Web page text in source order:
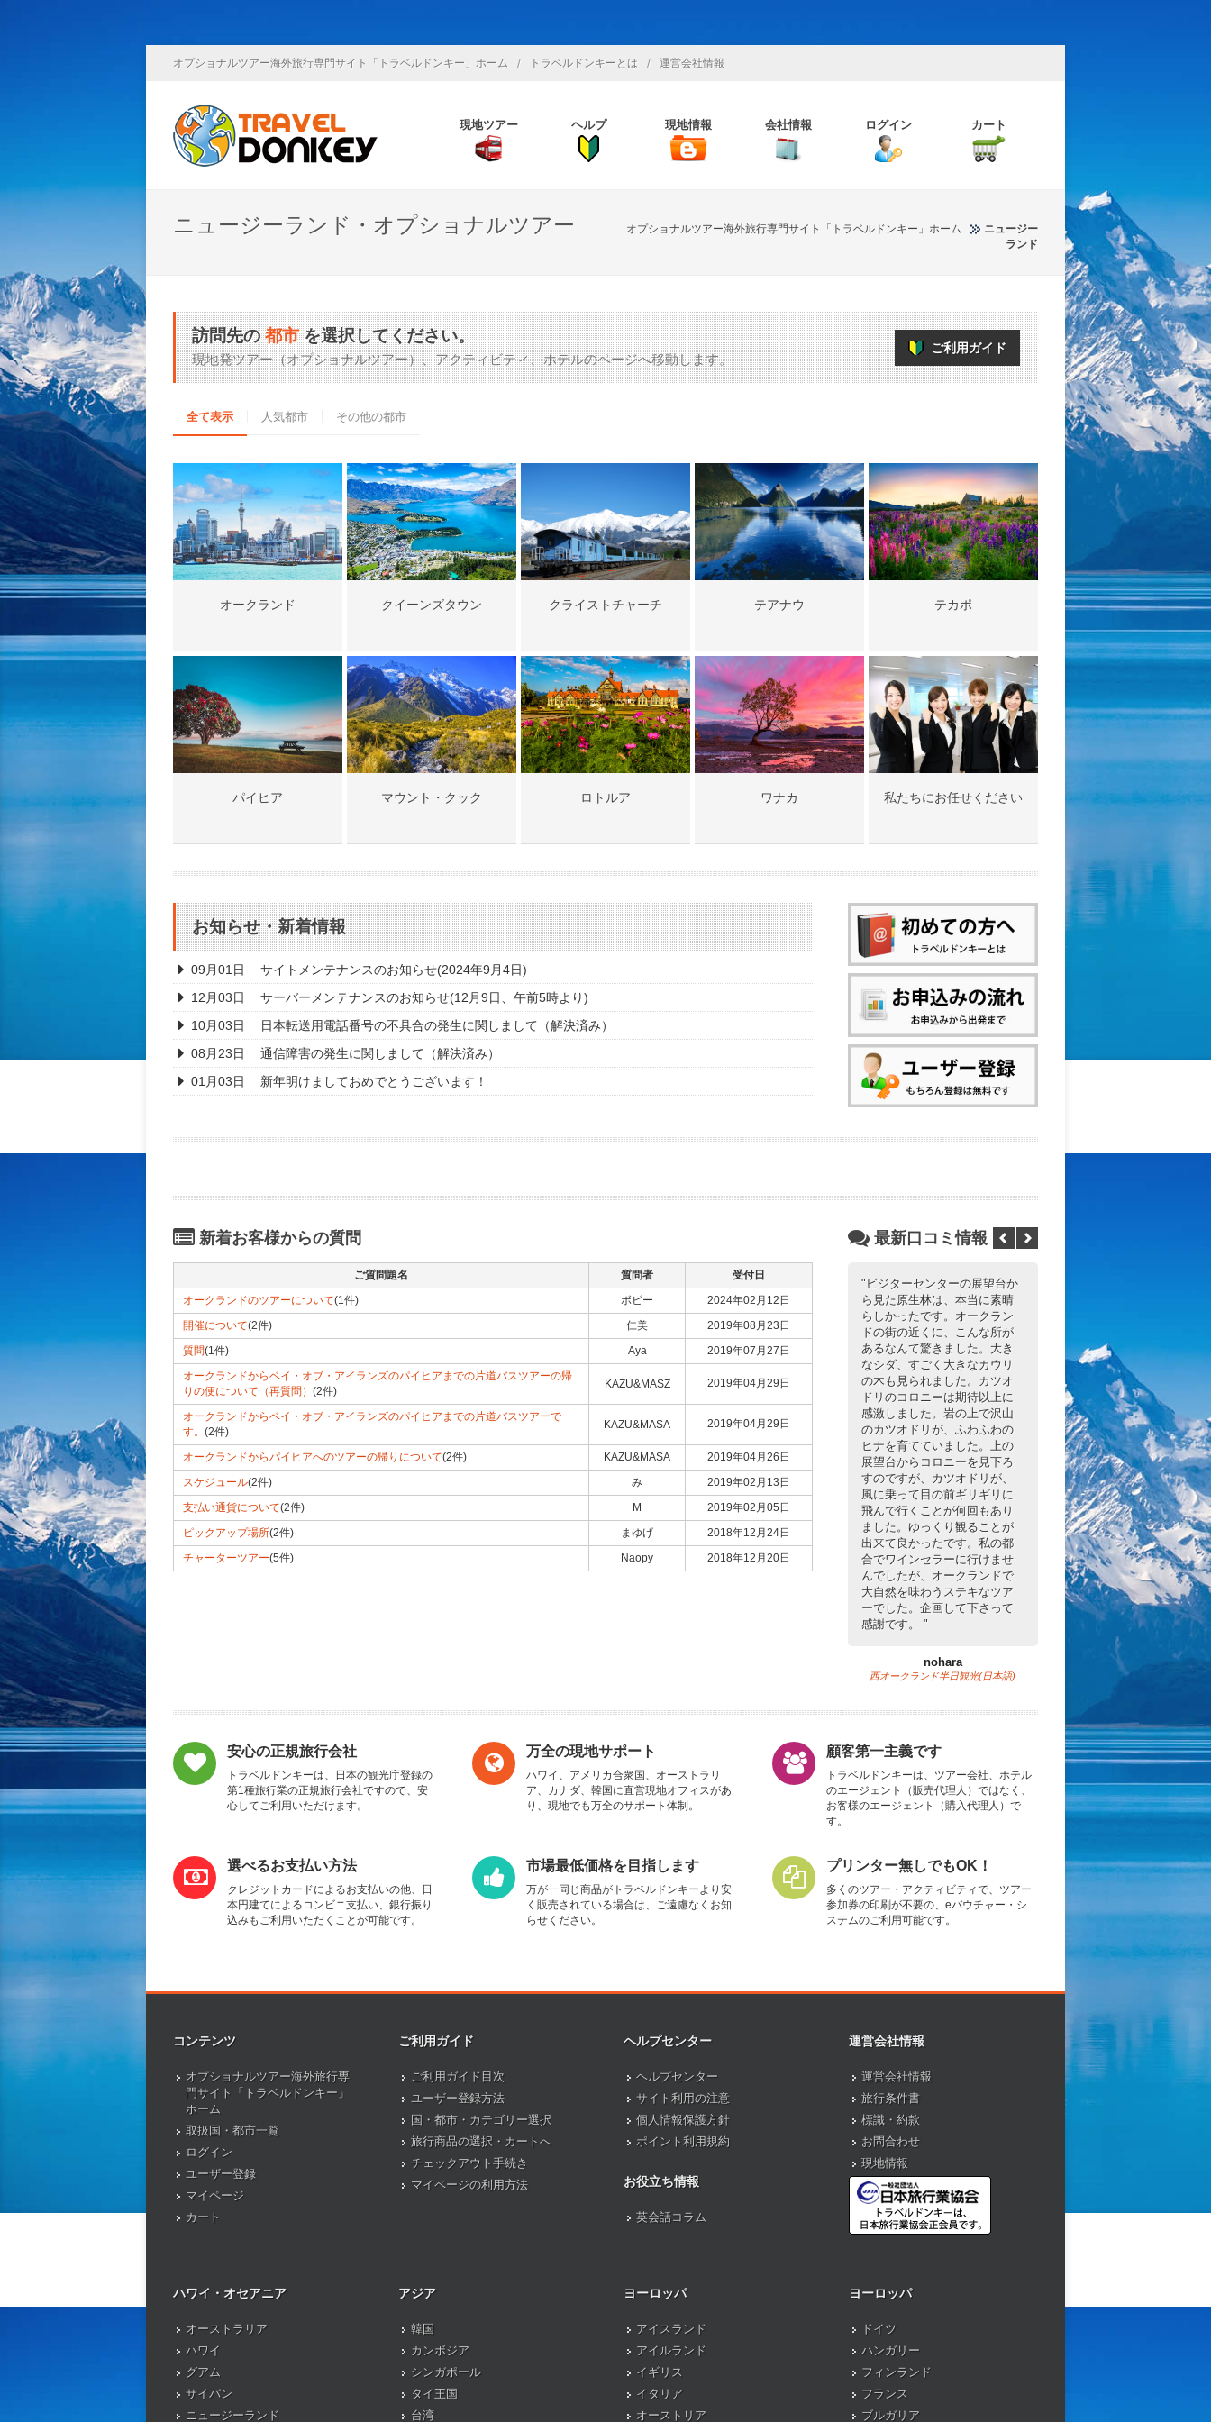
オプショナルツアー海外旅行専門サイト「トラベルドンキー」ホーム / トラベルドンキーとは / 運営会社情報
現地ツアー ヘルプ 現地情報 会社情報 ログイン カート
ニュージーランド・オプショナルツアー オプショナルツアー海外旅行専門サイト「トラベルドンキー」ホーム
ニュージー
ランド
訪問先の都市を選択してください。
現地発ツアー（オプショナルツアー）、アクティビティ、ホテルのページへ移動します。
ご利用ガイド
全て表示 人気都市 その他の都市
オークランド クイーンズタウン クライストチャーチ テアナウ テカポ
パイヒア マウント・クック ロトルア ワナカ 私たちにお任せください
お知らせ・新着情報
09月01日
サイトメンテナンスのお知らせ(2024年9月4日)
12月03日
サーバーメンテナンスのお知らせ(12月9日、午前5時より)
10月03日
日本転送用電話番号の不具合の発生に関しまして（解決済み）
08月23日
通信障害の発生に関しまして（解決済み）
01月03日
新年明けましておめでとうございます！
新着お客様からの質問
ご質問題名 質問者
受付日
オークランドのツアーについて(1件) ボビー
2024年02月12日
開催について(2件) 仁美
2019年08月23日
質問(1件) Aya
2019年07月27日
オークランドからベイ・オブ・アイランズのパイヒアまでの片道バスツアーの帰
りの便について（再質問） (2件)
KAZU&MASZ 2019年04月29日
オークランドからベイ・オブ・アイランズのパイヒアまでの片道バスツアーで
す。 (2件)
KAZU&MASA 2019年04月29日
オークランドからパイヒアへのツアーの帰りについて(2件) KAZU&MASA
2019年04月26日
スケジュール(2件) み
2019年02月13日
支払い通貨について(2件) M
2019年02月05日
ピックアップ場所(2件) まゆげ
2018年12月24日
チャーターツアー(5件) Naopy 2018年12月20日
最新口コミ情報
ビジターセンターの展望台か
ら見た原生林は、本当に素晴
らしかったです。オークラン
ドの街の近くに、こんな所が
あるなんて驚きました。大き
なシダ、すごく大きなカウリ
の木も見られました。カツオ
ドリのコロニーは期待以上に
感激しました。岩の上で沢山
のカツオドリが、ふわふわの
ヒナを育てていました。上の
展望台からコロニーを見下ろ
すのですが、カツオドリが、
風に乗って目の前ギリギリに
飛んで行くことが何回もあり
ました。ゆっくり観ることが
出来て良かったです。私の都
合でワインセラーに行けませ
んでしたが、オークランドで
大自然を味わうステキなツア
ーでした。企画して下さって
感謝です。
nohara
西オークランド半日観光(日本語)
ンドが好きになりましたレス
トランもとても雰囲気よく、
お料理を見たときはたくさん
で残すかもと思いましたが美
味しくて完食してしまったく
らいです。個人ではいけない
ような夜景も綺麗で感激し、
地元スーパーマーケットも有
名なお菓子、ワインなど教え
てもらえてお土産代が安くつ
きました。お世話になりあり
がとうございました
まみ
オークランド 夜景&ディナー(日本
安心の正規旅行会社
トラベルドンキーは、日本の観光庁登録の
第1種旅行業の正規旅行会社ですので、安
心してご利用いただけます。
万全の現地サポート
ハワイ、アメリカ合衆国、オーストラリ
ア、カナダ、韓国に直営現地オフィスがあ
り、現地でも万全のサポート体制。
顧客第一主義です
トラベルドンキーは、ツアー会社、ホテル
のエージェント（販売代理人）ではなく、
お客様のエージェント（購入代理人）で
す。
選べるお支払い方法
クレジットカードによるお支払いの他、日
本円建てによるコンビニ支払い、銀行振り
込みもご利用いただくことが可能です。
市場最低価格を目指します
万が一同じ商品がトラベルドンキーより安
く販売されている場合は、ご遠慮なくお知
らせください。
プリンター無しでもOK！
多くのツアー・アクティビティで、ツアー
参加券の印刷が不要の、eバウチャー・シ
ステムのご利用可能です。
コンテンツ
オプショナルツアー海外旅行専
門サイト「トラベルドンキー」
ホーム
取扱国・都市一覧
ログイン
ユーザー登録
マイページ
カート
ご利用ガイド
ご利用ガイド目次
ユーザー登録方法
国・都市・カテゴリー選択
旅行商品の選択・カートへ
チェックアウト手続き
マイページの利用方法
ヘルプセンター
ヘルプセンター
サイト利用の注意
個人情報保護方針
ポイント利用規約
お役立ち情報
英会話コラム
運営会社情報
運営会社情報
旅行条件書
標識・約款
お問合わせ
現地情報
ハワイ・オセアニア
オーストラリア
ハワイ
グアム
サイパン
ニュージーランド
アジア
韓国
カンボジア
シンガポール
タイ王国
台湾
ヨーロッパ
アイスランド
アイルランド
イギリス
イタリア
オーストリア
ヨーロッパ
ドイツ
ハンガリー
フィンランド
フランス
ブルガリア